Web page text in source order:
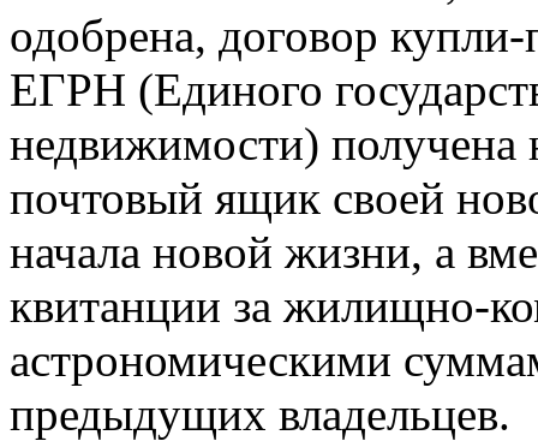
одобрена, договор
ЕГРН (Единого
недвижимости) получена
почтовый ящик своей
начала новой жизни, а
квитанции за жилищно-
астрономическими
предыдущих владельцев.